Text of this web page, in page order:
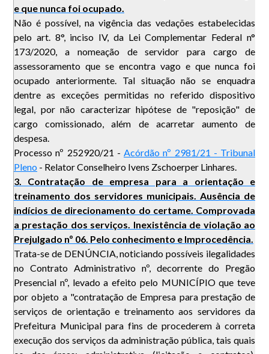
e que nunca foi ocupado.
Não é possível, na vigência das vedações estabelecidas
pelo art. 8°, inciso IV, da Lei Complementar Federal n°
173/2020, a nomeação de servidor para cargo de
assessoramento que se encontra vago e que nunca foi
ocupado anteriormente. Tal situação não se enquadra
dentre as exceções permitidas no referido dispositivo
legal, por não caracterizar hipótese de "reposição" de
cargo comissionado, além de acarretar aumento de
despesa.
Processo nº 252920/21 - Acórdão nº 2981/21 - Tribunal
Pleno - Relator Conselheiro Ivens Zschoerper Linhares.
3. Contratação de empresa para a orientação e
treinamento dos servidores municipais. Ausência de
indícios de direcionamento do certame. Comprovada
a prestação dos serviços. Inexistência de violação ao
Prejulgado nº 06. Pelo conhecimento e Improcedência.
Trata-se de DENÚNCIA, noticiando possíveis ilegalidades
no Contrato Administrativo nº, decorrente do Pregão
Presencial nº, levado a efeito pelo MUNICÍPIO que teve
por objeto a "contratação de Empresa para prestação de
serviços de orientação e treinamento aos servidores da
Prefeitura Municipal para fins de procederem à correta
execução dos serviços da administração pública, tais quais